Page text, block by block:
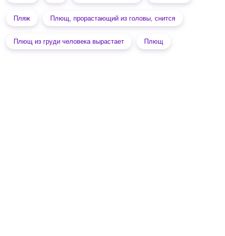
Пляж Плющ, прорастающий из головы, снится
Плющ из груди человека вырастает Плющ